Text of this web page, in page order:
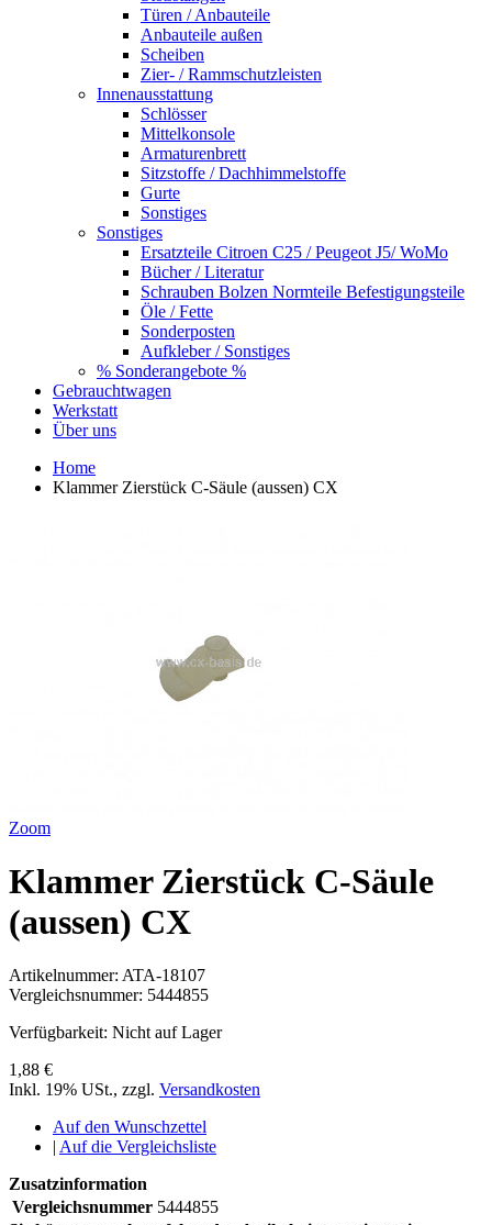
Türen / Anbauteile
Anbauteile außen
Scheiben
Zier- / Rammschutzleisten
Innenausstattung
Schlösser
Mittelkonsole
Armaturenbrett
Sitzstoffe / Dachhimmelstoffe
Gurte
Sonstiges
Sonstiges
Ersatzteile Citroen C25 / Peugeot J5/ WoMo
Bücher / Literatur
Schrauben Bolzen Normteile Befestigungsteile
Öle / Fette
Sonderposten
Aufkleber / Sonstiges
% Sonderangebote %
Gebrauchtwagen
Werkstatt
Über uns
Home
Klammer Zierstück C-Säule (aussen) CX
Zoom
Klammer Zierstück C-Säule
(aussen) CX
Artikelnummer: ATA-18107
Vergleichsnummer: 5444855
Verfügbarkeit: Nicht auf Lager
1,88 €
Inkl. 19% USt., zzgl. Versandkosten
Auf den Wunschzettel
| Auf die Vergleichsliste
Zusatzinformation
Vergleichsnummer 5444855